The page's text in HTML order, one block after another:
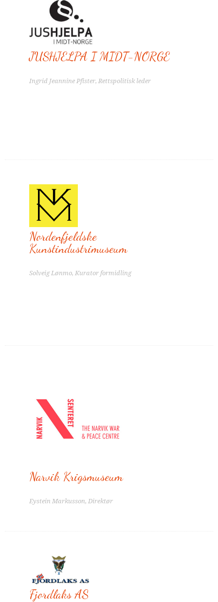
JUSHJELPA I MIDT-NORGE
Ingrid Jeannine Pfister, Rettspolitisk leder
Nordenfjeldske
Kunstindustrimuseum
Solveig Lønmo, Kurator formidling
Narvik Krigsmuseum
Eystein Markusson, Direktør
Fjordlaks AS